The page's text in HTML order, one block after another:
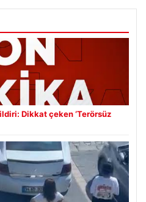
Dikkat çeken ‘Terörsüz